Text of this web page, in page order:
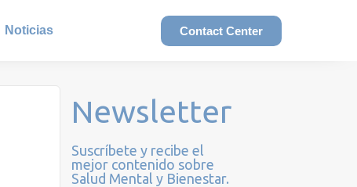
Noticias Contact Center
Newsletter
Suscríbete y recibe el
mejor contenido sobre
Salud Mental y Bienestar.